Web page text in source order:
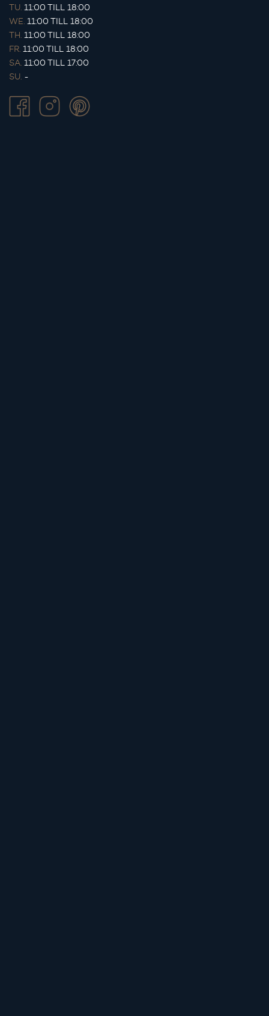
TU. 11:00 TILL 18:00
WE. 11:00 TILL 18:00
TH. 11:00 TILL 18:00
FR. 11:00 TILL 18:00
SA. 11:00 TILL 17:00
SU. -